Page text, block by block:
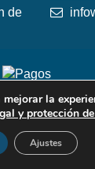
de
la
y protección
Ajustes